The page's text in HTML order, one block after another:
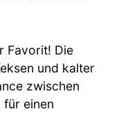
Favorit! Die
und kalter
zwischen
für einen